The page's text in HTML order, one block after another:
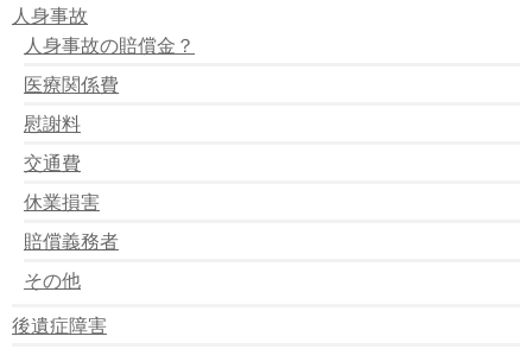
自転車事故：急増 県警、４２カ所で一斉取り締まり
今年の死者、もう５人 ／香川
交通死亡事故
赤色燈の効果で交通事故減少
世界交通事故犠牲者の日として息子亡くした母ら、街頭
で啓発
交通事故など遺児に支援を・徳島で参加人数１４０人
交通死亡事故が減少
チャイルドシートの未使用率過去最高
お年寄りに蛍光バンド
＜スタッドレス＞死亡の４割が積雪ない時期の使用 道
警調べ
自転車便、事故防止を 警視庁と１５社が連絡会議
「交通安全のリーダーに」
人身事故
人身事故の賠償金？
医療関係費
慰謝料
交通費
休業損害
賠償義務者
その他
後遺症障害